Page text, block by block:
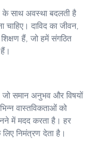
साथ अवस्था बदलती है
चाहिए। दाविद का जीवन,
हैं, जो हमें संगठित
समान अनुभव और विषयों
वास्तविकताओं को
में मदद करता है। हर
निमंत्रण देता है।